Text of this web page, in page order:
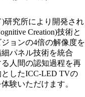
研究所により開発され
Creation)技術と
ョンの4倍の解像度を
パネル技術を統合
人間の認知過程を再
したICC-LED TVの
験いただけます。